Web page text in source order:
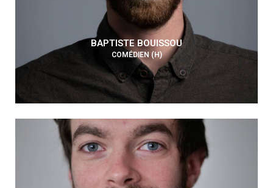
BAPTISTE BOUISSOU
COMÉDIEN (H)